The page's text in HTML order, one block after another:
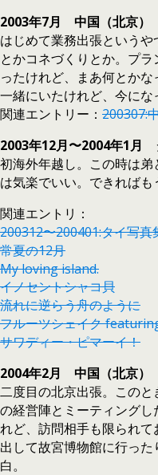
2003年7月 中国（北京）
はじめて業務出張という
とかコネづくりとか。プ
ったけれど、まあ何とか
一緒にいたけれど、今にな
関連エントリー： 200307:
2003年12月〜2004年1月
初海外年越し。この時は
は気楽でいい。できればも
関連エントリ：
200312〜200401:タイ写真
常夏の12月
My loving island.
イノセントシャコ貝
流れに逆らう舟のように
フルーツシェイク
サワディー・ピマーイ！
2004年2月 中国（北京）
二度目の北京出張。この
の経営陣とミーティング
れど、訪問相手も限られ
出して故宮博物館に行っ
白。